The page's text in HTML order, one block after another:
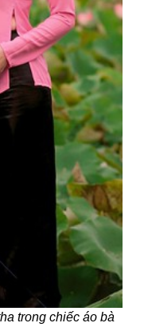
trong chiếc áo bà